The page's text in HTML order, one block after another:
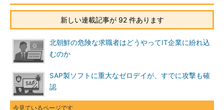
新しい連載記事が 92 件あります
北朝鮮の危険な求職者はどうやってIT企業に紛れ込
むのか
SAP製ソフトに重大なゼロデイが、すでに攻撃も確
認